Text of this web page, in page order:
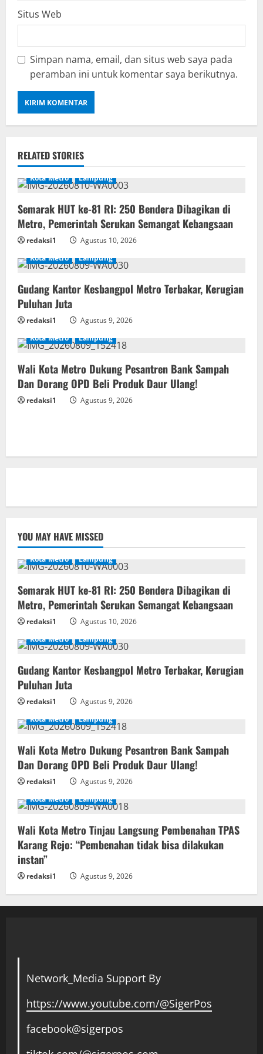
Situs Web
Simpan nama, email, dan situs web saya pada
peramban ini untuk komentar saya berikutnya.
RELATED STORIES
Kota Metro Lampung
Semarak HUT ke-81 RI: 250 Bendera Dibagikan di
Metro, Pemerintah Serukan Semangat Kebangsaan
redaksi1
Agustus 10, 2026
Kota Metro
Lampung
Gudang Kantor Kesbangpol Metro Terbakar, Kerugian
Puluhan Juta
redaksi1
Agustus 9, 2026
Kota Metro
Lampung
Wali Kota Metro Dukung Pesantren Bank Sampah
Dan Dorang OPD Beli Produk Daur Ulang!
redaksi1 Agustus 9, 2026
YOU MAY HAVE MISSED
Kota Metro Lampung
Semarak HUT ke-81 RI: 250 Bendera Dibagikan di
Metro, Pemerintah Serukan Semangat Kebangsaan
redaksi1
Agustus 10, 2026
Kota Metro
Lampung
Gudang Kantor Kesbangpol Metro Terbakar, Kerugian
Puluhan Juta
redaksi1
Agustus 9, 2026
Kota Metro
Lampung
Wali Kota Metro Dukung Pesantren Bank Sampah
Dan Dorang OPD Beli Produk Daur Ulang!
redaksi1
Agustus 9, 2026
Kota Metro
Lampung
Wali Kota Metro Tinjau Langsung Pembenahan TPAS
Karang Rejo: “Pembenahan tidak bisa dilakukan
instan”
redaksi1 Agustus 9, 2026
Network_Media Support By
https://www.youtube.com/@SigerPos
facebook@sigerpos